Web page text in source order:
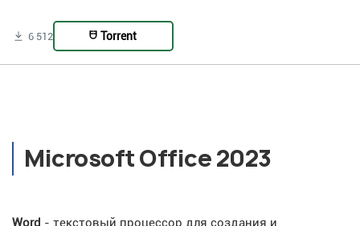
6 512 Torrent
Microsoft Office 2023